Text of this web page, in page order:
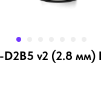
D2B5 v2 (2.8 мм)